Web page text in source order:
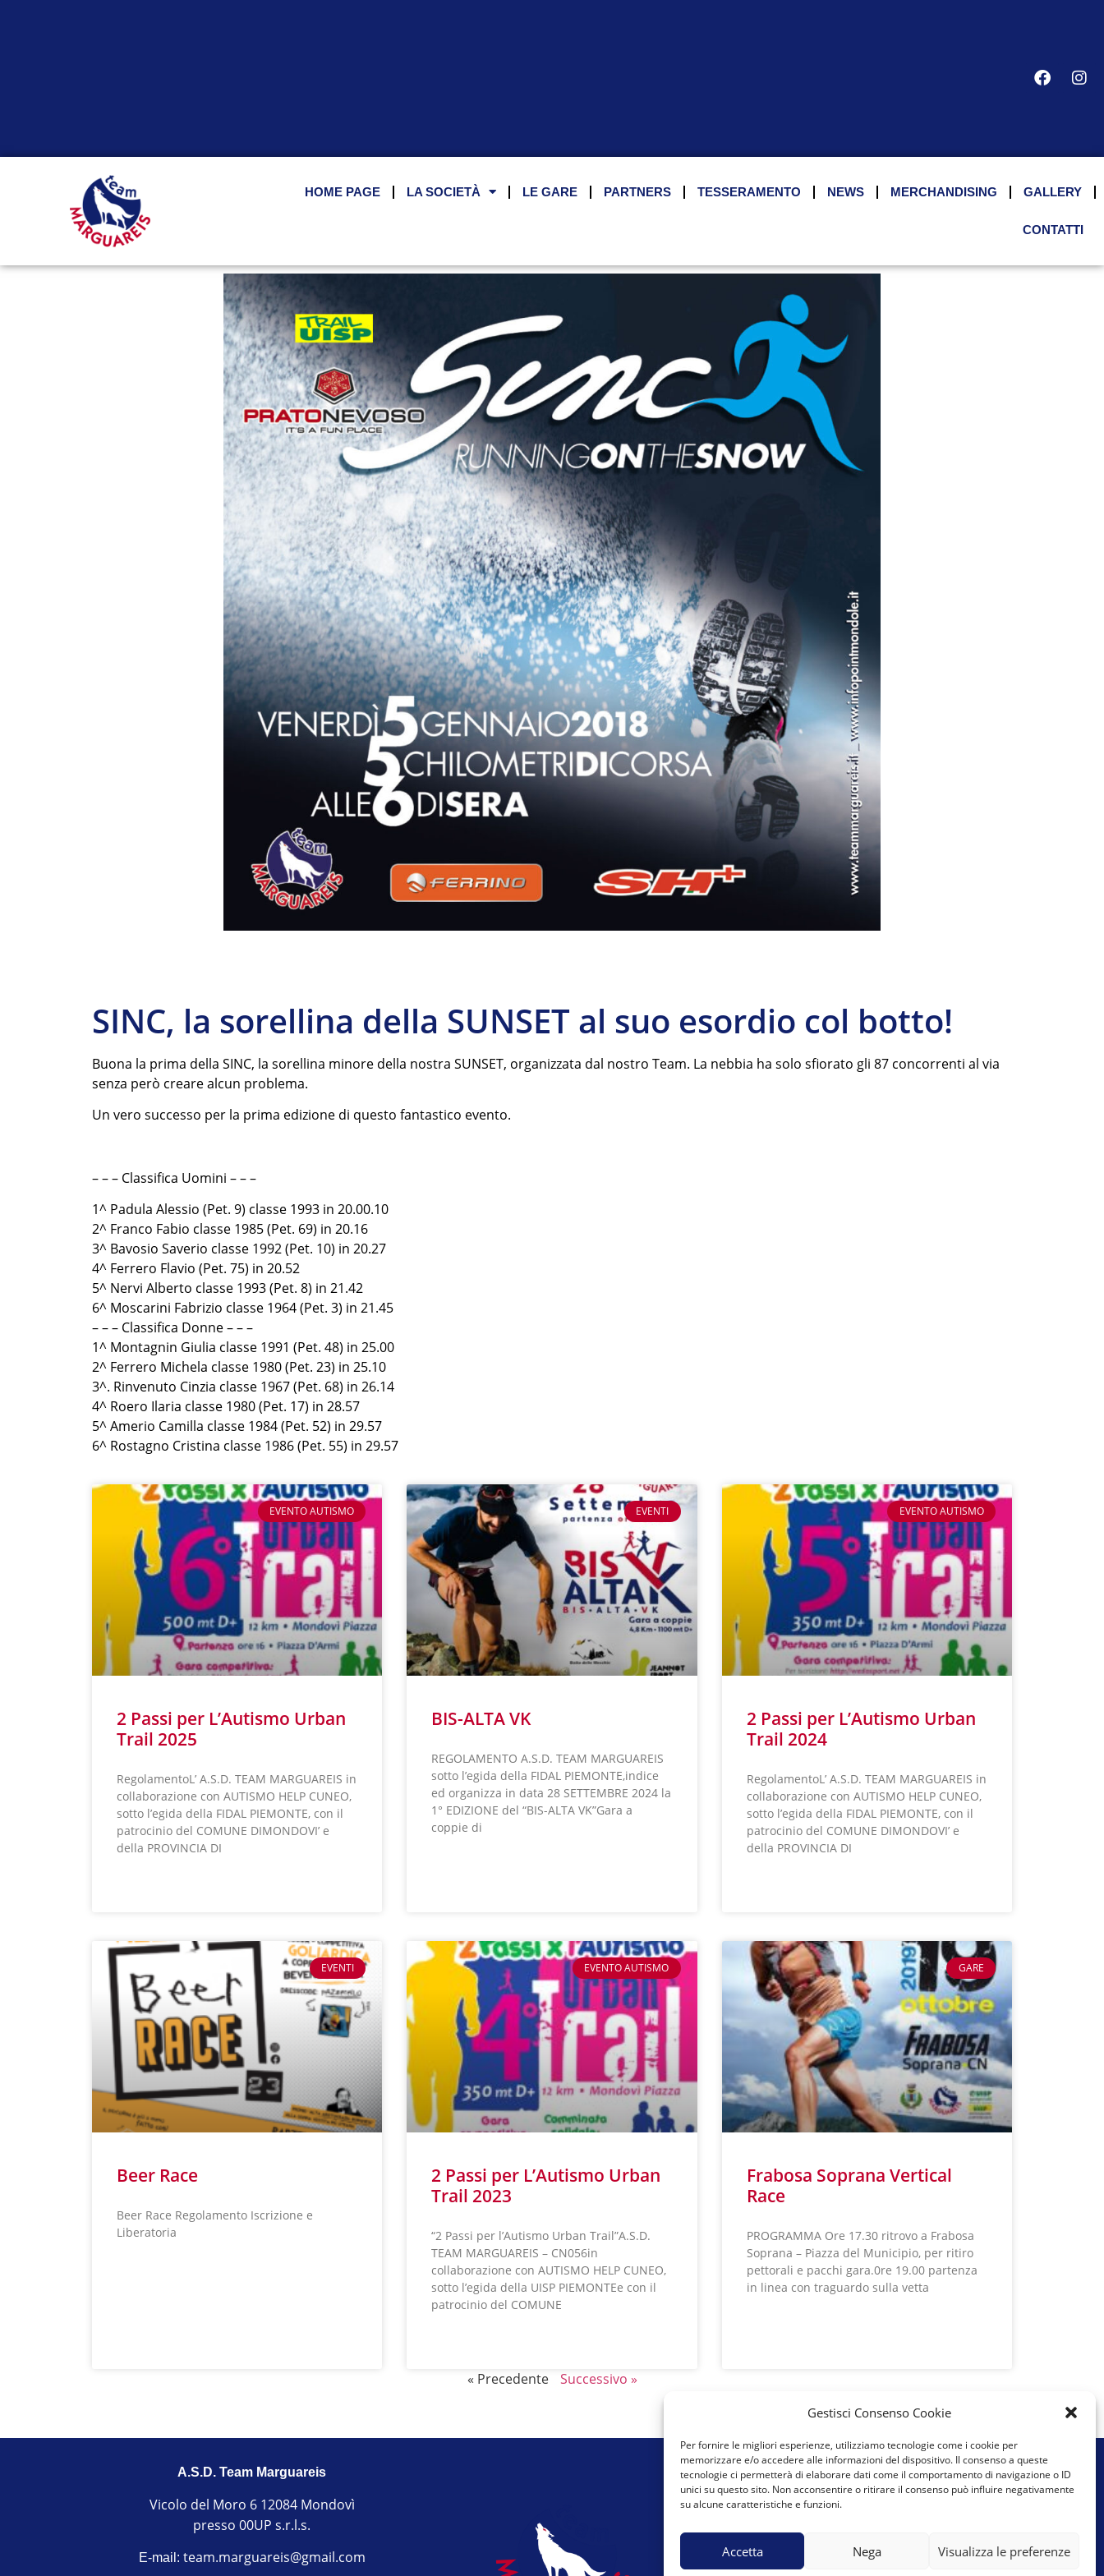
Gestisci Consenso Cookie
Per fornire le migliori esperienze, utilizziamo tecnologie come i cookie per
memorizzare e/o accedere alle informazioni del dispositivo. Il consenso a queste
tecnologie ci permetterà di elaborare dati come il comportamento di navigazione o ID
unici su questo sito. Non acconsentire o ritirare il consenso può influire negativamente
su alcune caratteristiche e funzioni.
Accetta Nega Visualizza le preferenze
HOME PAGE LA SOCIETÀ LE GARE PARTNERS TESSERAMENTO NEWS MERCHANDISING GALLERY
CONTATTI
SINC, la sorellina della SUNSET al suo esordio col botto!
Buona la prima della SINC, la sorellina minore della nostra SUNSET, organizzata dal nostro Team. La nebbia ha solo sfiorato gli 87 concorrenti al via
senza però creare alcun problema.
Un vero successo per la prima edizione di questo fantastico evento.
– – – Classifica Uomini – – –
1^ Padula Alessio (Pet. 9) classe 1993 in 20.00.10
2^ Franco Fabio classe 1985 (Pet. 69) in 20.16
3^ Bavosio Saverio classe 1992 (Pet. 10) in 20.27
4^ Ferrero Flavio (Pet. 75) in 20.52
5^ Nervi Alberto classe 1993 (Pet. 8) in 21.42
6^ Moscarini Fabrizio classe 1964 (Pet. 3) in 21.45
– – – Classifica Donne – – –
1^ Montagnin Giulia classe 1991 (Pet. 48) in 25.00
2^ Ferrero Michela classe 1980 (Pet. 23) in 25.10
3^. Rinvenuto Cinzia classe 1967 (Pet. 68) in 26.14
4^ Roero Ilaria classe 1980 (Pet. 17) in 28.57
5^ Amerio Camilla classe 1984 (Pet. 52) in 29.57
6^ Rostagno Cristina classe 1986 (Pet. 55) in 29.57
EVENTO AUTISMO
2 Passi per L’Autismo Urban
Trail 2025
RegolamentoL’ A.S.D. TEAM MARGUAREIS in
collaborazione con AUTISMO HELP CUNEO,
sotto l’egida della FIDAL PIEMONTE, con il
patrocinio del COMUNE DIMONDOVI’ e
della PROVINCIA DI
EVENTI
BIS-ALTA VK
REGOLAMENTO A.S.D. TEAM MARGUAREIS
sotto l’egida della FIDAL PIEMONTE,indice
ed organizza in data 28 SETTEMBRE 2024 la
1° EDIZIONE del “BIS-ALTA VK”Gara a
coppie di
EVENTO AUTISMO
2 Passi per L’Autismo Urban
Trail 2024
RegolamentoL’ A.S.D. TEAM MARGUAREIS in
collaborazione con AUTISMO HELP CUNEO,
sotto l’egida della FIDAL PIEMONTE, con il
patrocinio del COMUNE DIMONDOVI’ e
della PROVINCIA DI
EVENTI
Beer Race
Beer Race Regolamento Iscrizione e
Liberatoria
EVENTO AUTISMO
2 Passi per L’Autismo Urban
Trail 2023
“2 Passi per l’Autismo Urban Trail”A.S.D.
TEAM MARGUAREIS – CN056in
collaborazione con AUTISMO HELP CUNEO,
sotto l’egida della UISP PIEMONTEe con il
patrocinio del COMUNE
GARE
Frabosa Soprana Vertical
Race
PROGRAMMA Ore 17.30 ritrovo a Frabosa
Soprana – Piazza del Municipio, per ritiro
pettorali e pacchi gara.0re 19.00 partenza
in linea con traguardo sulla vetta
« Precedente Successivo »
A.S.D. Team Marguareis
Vicolo del Moro 6 12084 Mondovì
presso 00UP s.r.l.s.
E-mail: team.marguareis@gmail.com
Cookie Policy (UE)